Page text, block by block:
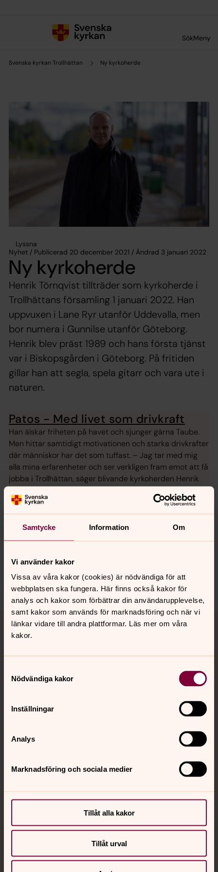
Samtycke Information Om
Vi använder kakor
Vissa av våra kakor (cookies) är nödvändiga för att
webbplatsen ska fungera. Här finns också kakor för
analys och kakor som förbättrar din användarupplevelse,
samt kakor som används för marknadsföring och när vi
länkar vidare till andra plattformar. Läs mer om våra
kakor.
Nödvändiga kakor
Inställningar
Analys
Marknadsföring och sociala medier
Tillåt alla kakor
Tillåt urval
SökMeny
Svenska kyrkan Trollhättan Ny kyrkoherde
Lyssna
Nyhet / Publicerad 20 december 2021 / Ändrad 3 januari 2022
Ny kyrkoherde
Henrik Törnqvist tillträder som kyrkoherde i
Trollhättans församling 1 januari 2022. Han
uppvuxen i Lane Ryr utanför Uddevalla, men
bor numera i Gunnilse utanför Göteborg.
Henrik blev präst 1989 och hans första tjänst
var i Biskopsgården i Göteborg. På fritiden
gillar han att segla, spela gitarr och vara ute i
naturen.
Patos - Med livet som drivkraft
Han älskar friheten på havet och sjunger gärna Taube.
Men hittar samtidigt motivationen och starka drivkrafter
där människor har det som tuffast. – Jag tar med mig
alla mina erfarenheter och ser verkligen fram emot att få
jobba i Trollhättan, säger blivande kyrkoherden Henrik
Synpunkter eller frågor på sidans
trollhattans.forsamling@svenskakyrkan.se
Dela
Tillbaka till toppen
Tillbaka till innehållet
Hitta snabbt
Sociala kanaler
Jourhavande präst